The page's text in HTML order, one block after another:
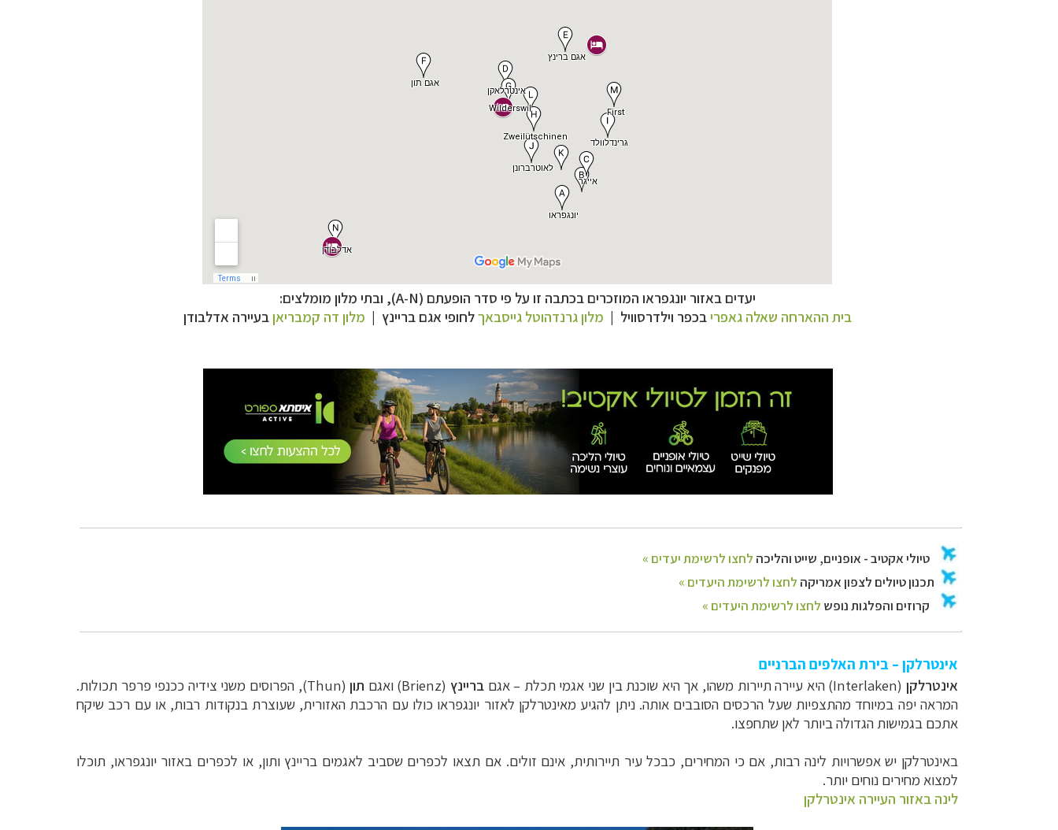
יעדים באזור יונגפראו המוזכרים בכתבה זו על פי סדר הופעתם (A-N), ובתי מלון מומלצים:
בית ההארחה שאלה גאפריבכפר וילדרסוויל | מלון גרנדהוטל גייסבאךלחופי אגם בריינץ | מלון דה קמבריאןבעיירה אדלבודן
לחצו לרשימת יעדים »
אינטרלקן – בירת האלפים הברניים
אינטרלקן (Interlaken) היא עיירה תיירות משהו, אך היא שוכנת בין שני אגמי תכלת – אגם בריינץ (Brienz) ואגם תון (
Thun), הפרוסים משני צידיה ככנפי פרפר תכולות.
המראה יפה במיוחד מהתצפיות שעל הרכסים הסובבים אותה. ניתן להגיע מאינטרלקן לאזור יונגפראו כולו עם הרכבת האזורית, שעוצרת בנקודות רבות, או עם רכב שיקח
אתכם בגמישות הגדולה ביותר לאן שתחפצו.
באינטרלקן יש אפשרויות לינה רבות, אם כי המחירים, כבכל עיר תיירותית, אינם זולים. אם תצאו לכפרים שסביב לאגמים בריינץ ותון, או לכפרים באזור יונגפראו, תוכלו
למצוא מחירים נוחים יותר.
לינה באזור העיירה אינטרלקן